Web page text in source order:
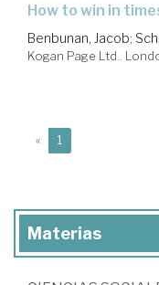
how to win in
Benbunan, Jacob;
Kogan Page Ltd..
« 1
Materias